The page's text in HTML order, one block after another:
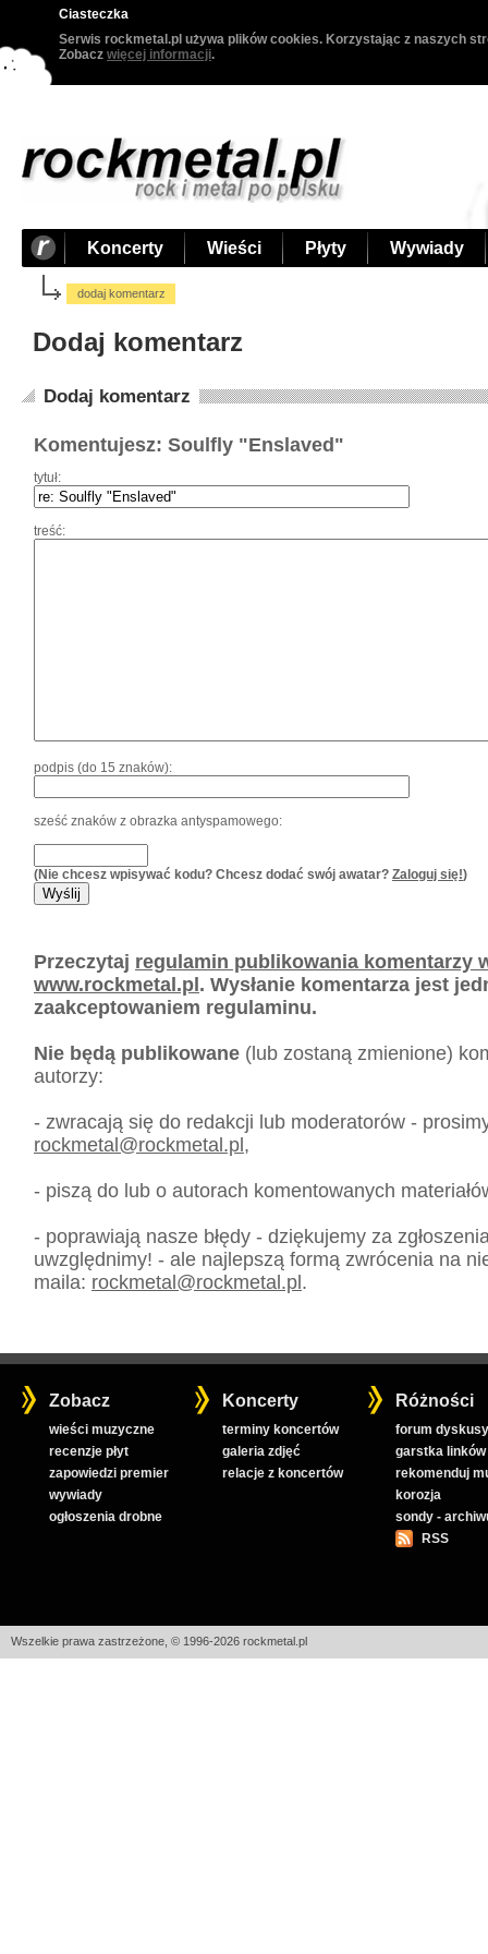
Ciasteczka
Serwis rockmetal.pl używa plików cookies. Korzystając z naszych
Zobacz więcej informacji.
Koncerty Wieści Płyty Wywiady
dodaj komentarz
Dodaj komentarz
Dodaj komentarz
Komentujesz: Soulfly "Enslaved"
tytuł:
treść:
podpis (do 15 znaków):
sześć znaków z obrazka antyspamowego:
(Nie chcesz wpisywać kodu? Chcesz dodać swój awatar? Zaloguj się!)
Przeczytaj regulamin publikowania komentarzy
www.rockmetal.pl. Wysłanie komentarza jest
zaakceptowaniem regulaminu.
Nie będą publikowane (lub zostaną zmienione)
autorzy:
- zwracają się do redakcji lub moderatorów -
rockmetal@rockmetal.pl,
- piszą do lub o autorach komentowanych
- poprawiają nasze błędy - dziękujemy za
uwzględnimy! - ale najlepszą formą zwrócenia na
maila: rockmetal@rockmetal.pl.
Zobacz
wieści muzyczne
recenzje płyt
zapowiedzi premier
wywiady
ogłoszenia drobne
Koncerty
terminy koncertów
galeria zdjęć
relacje z koncertów
Różności
forum
garstka linków
rekomenduj
korozja
sondy -
RSS
Wszelkie prawa zastrzeżone, © 1996-2026 rockmetal.pl